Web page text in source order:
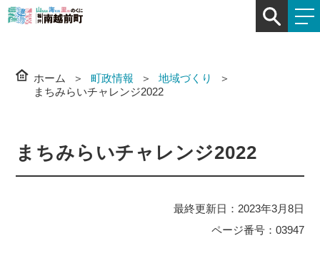
ホーム 町政情報
地域づくり
まちみらいチャレンジ2022
まちみらいチャレンジ2022
最終更新日：2023年3月8日
ページ番号：03947